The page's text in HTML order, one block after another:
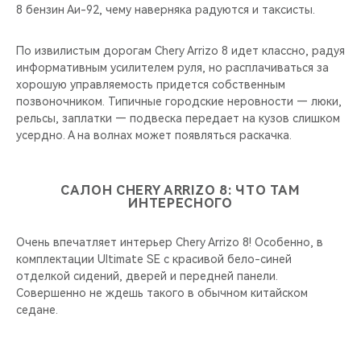
8 бензин Аи-92, чему наверняка радуются и таксисты.
По извилистым дорогам Chery Arrizo 8 идет классно, радуя
информативным усилителем руля, но расплачиваться за
хорошую управляемость придется собственным
позвоночником. Типичные городские неровности — люки,
рельсы, заплатки — подвеска передает на кузов слишком
усердно. А на волнах может появляться раскачка.
САЛОН CHERY ARRIZO 8: ЧТО ТАМ
ИНТЕРЕСНОГО
Очень впечатляет интерьер Chery Arrizo 8! Особенно, в
комплектации Ultimate SE с красивой бело-синей
отделкой сидений, дверей и передней панели.
Совершенно не ждешь такого в обычном китайском
седане.